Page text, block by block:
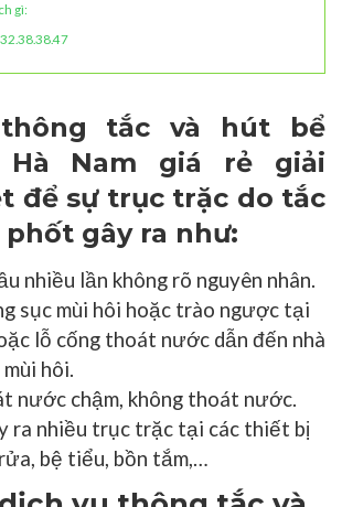
gì:
tắc và hút bể
Nam giá rẻ giải
để sự trục trặc do tắc
gây ra như:
nhiều lần không rõ nguyên nhân.
sục mùi hôi hoặc trào ngược tại
lỗ cống thoát nước dẫn đến nhà
hôi.
nước chậm, không thoát nước.
ra nhiều trục trặc tại các thiết bị
bệ tiểu, bồn tắm,…